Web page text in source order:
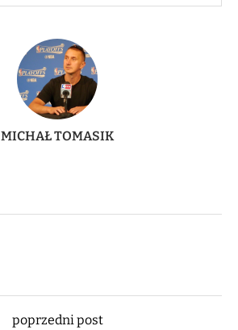
MICHAŁ TOMASIK
poprzedni post